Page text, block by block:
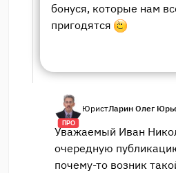
бонуся, которые нам
пригодятся
ПРО
ЮристЛарин Олег
Уважаемый Иван
очередную
почему-то возник